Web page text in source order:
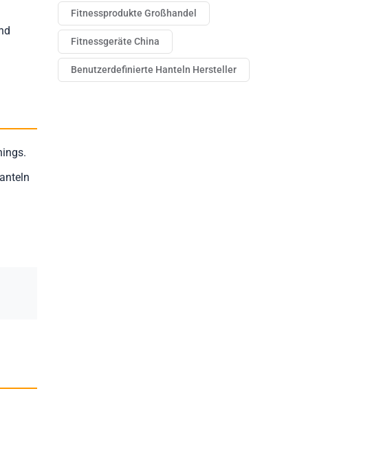
Fitnessprodukte Großhandel
Fitnessgeräte China
Benutzerdefinierte Hanteln Hersteller